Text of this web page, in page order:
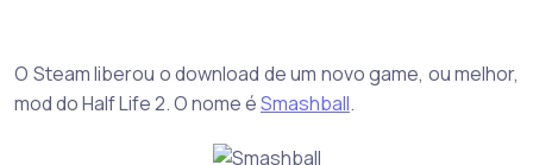
O Steam liberou o download de um novo game, ou melhor,
mod do Half Life 2. O nome éSmashball.